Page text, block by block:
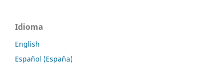
Idioma
English
Español (España)